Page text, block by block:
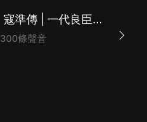
大宋賢臣：寇準傳 | 一代良臣賢相 | 話說宋朝 | 宋真宗檀淵之盟 | 人物傳記：中國古代十大名相 | 歷史
300條聲音